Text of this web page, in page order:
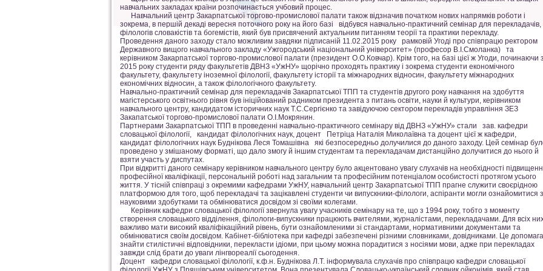
навчальних закладах країни розпочинається учбовий процес.
Навчальний центр Закарпатської торгово-промислової палати також відзначив початком нових напрямків роботи і
зокрема, в першій декаді вересня поточного року на його базі відбувся навчально-практичний семінар для перекладачів,
філологів словакістів та богемістів, який був присвячений актуальним питанням теорії та практики перекладу.
Проведення даного заходу стало можливим завдяки підписаній 11.02.2015 року рамковій Угоді про співпрацю ректором
Державного вищого навчального закладу «Ужгородський національний університет» (професор В.І.Смоланка) та
керівником Закарпатської торгово-промислової палати (президент О.О.Ковчар). Крім того, на базі цієї ж Угоди, починаючи з
2015 року студенти ряду факультетів ДВНЗ «УжНУ» щорічно проходять практику і зокрема студенти економічного
факультету, факультету іноземної філології, факультету історії та міжнародних відносин, факультету міжнародних
економічних відносин, а також філологічного факультету.
Навчально-практичний семінар для перекладачів Закарпатської ТПП та студентів другого року навчання на здобуття
магістерського освітнього рівня був ініційований радником президента з питань освіти, науки й культури, керівником
навчального центру, кандидатом історичних наук Т.С.Сергієнко та завідуючою сектором перекладів управління ЗЕЗ
Закапатської торгово-промислової палати О.І.Мокрянин.
Партнерами Закарпатської ТПП в проведенні навчально-практичного семінару від ДВНЗ «УжНУ» стали зав. кафедри
словацької філології, кандидат філологічних наук, доцент Петріца Наталія Миколаївна та доцент цієї ж кафедри,
кандидат філологічних наук Буднікова Леся Томашівна які безпосередньо долучилися до даного заходу. Цей семінар
проведено у змішаному форматі, що дало змогу й іншим студентам та перекладачам дистанційно долучитися до нього й
взяти участь у диспутах.
При відкритті даного семінару керівником навчального центру було акцентовано увагу слухачів на необхідності
професійної кваліфікації, персональній роботі над загальним та професійним потенціалом особистості протягом усього
життя. У тісній співпраці з окремими кафедрами УжНУ, навчальний центр Закарпатської ТПП прагне служити своєрідною
платформою для того, щоб перекладачі та зацікавлені студенти чи випускники-філологи, аспіранти могли ознайомитися з
науковими здобутками та обмінюватися досвідом зі своїми колегами.
Керівник кафедри словацької філології звернула увагу учасників семінару на те, що з 1994 року, тобто з моменту
створення словацького відділення, філологи-випускники працюють вчителями, журналістами, перекладачами. Для всіх
важливо мати високий кваліфікаційний рівень, бути ознайомленими зі стандартами, нормативними документами та
обмінюватися своїм досвідом. Кабінет-бібліотека при кафедрі забезпечені різними словниками, довідниками. Це
знайти стилістичні відповідники, перекласти ідіоми, при цьому можна порадитися з носіями мови, адже при перекладах
завжди слід брати до уваги лінгвореалії сьогодення.
Доцент кафедри словацької філології, к.ф.н. Буднікова Л.Т. інформувала слухачів про співпрацю кафедри словацької